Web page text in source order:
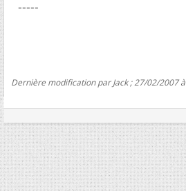
-----
Dernière modification par Jack ; 27/02/2007 à